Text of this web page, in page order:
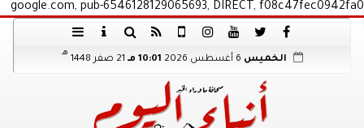
google.com, pub-6546128129065693, DIRECT, f08c47fec0942fa0
الخميس 10:01 مـ 21 صفر 1448
هـ